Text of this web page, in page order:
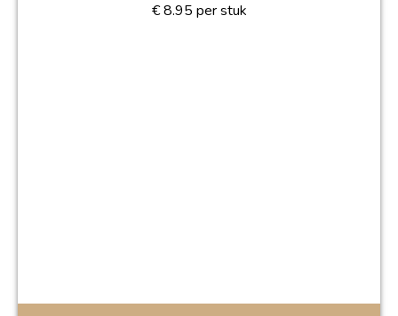
€ 8.95 per stuk